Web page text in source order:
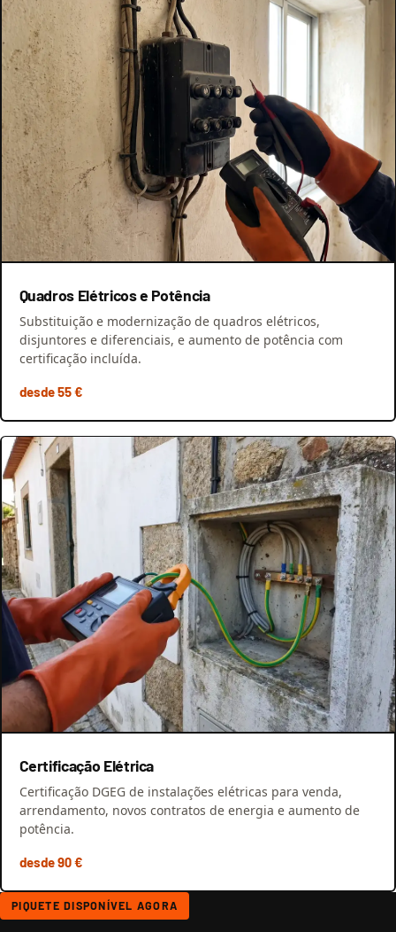
Quadros Elétricos e Potência
Substituição e modernização de quadros elétricos,
disjuntores e diferenciais, e aumento de potência com
certificação incluída.
desde 55 €
Certificação Elétrica
Certificação DGEG de instalações elétricas para venda,
arrendamento, novos contratos de energia e aumento de
potência.
desde 90 €
PIQUETE DISPONÍVEL AGORA